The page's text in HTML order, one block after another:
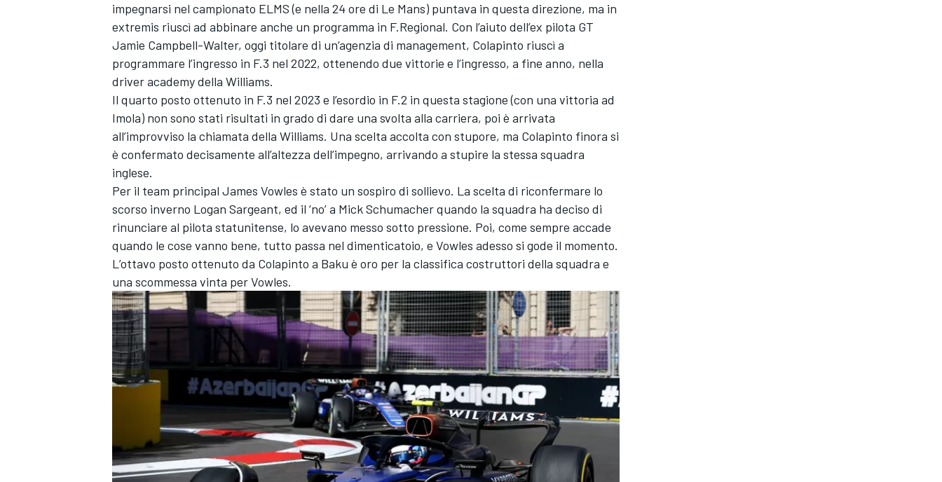
impegnarsi nel campionato ELMS (e nella 24 ore di Le Mans) puntava in questa direzione, ma in
extremis riuscì ad abbinare anche un programma in F.Regional. Con l’aiuto dell’ex pilota GT
Jamie Campbell-Walter, oggi titolare di un’agenzia di management, Colapinto riuscì a
programmare l’ingresso in F.3 nel 2022, ottenendo due vittorie e l’ingresso, a fine anno, nella
driver academy della Williams.
Il quarto posto ottenuto in F.3 nel 2023 e l’esordio in F.2 in questa stagione (con una vittoria ad
Imola) non sono stati risultati in grado di dare una svolta alla carriera, poi è arrivata
all’improvviso la chiamata della Williams. Una scelta accolta con stupore, ma Colapinto finora si
è confermato decisamente all’altezza dell’impegno, arrivando a stupire la stessa squadra
inglese.
Per il team principal James Vowles è stato un sospiro di sollievo. La scelta di riconfermare lo
scorso inverno Logan Sargeant, ed il ‘no’ a Mick Schumacherquando la squadra ha deciso di
rinunciare al pilota statunitense, lo avevano messo sotto pressione. Poi, come sempre accade
quando le cose vanno bene, tutto passa nel dimenticatoio, e Vowles adesso si gode il momento.
L’ottavo posto ottenuto da Colapinto a Baku è oro per la classifica costruttori della squadra e
una scommessa vinta per Vowles.